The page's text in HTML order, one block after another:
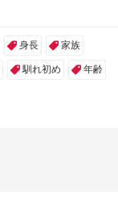
身長 家族
馴れ初め 年齢